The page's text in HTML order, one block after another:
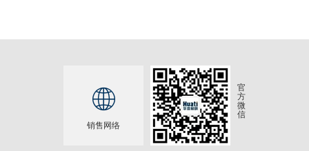

销售网络
官
方
微
信